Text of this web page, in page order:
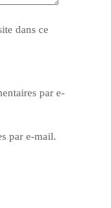
dans ce
par e-
par e-mail.